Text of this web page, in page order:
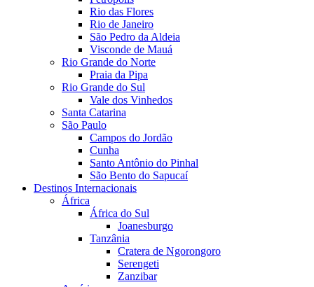
Rio das Flores
Rio de Janeiro
São Pedro da Aldeia
Visconde de Mauá
Rio Grande do Norte
Praia da Pipa
Rio Grande do Sul
Vale dos Vinhedos
Santa Catarina
São Paulo
Campos do Jordão
Cunha
Santo Antônio do Pinhal
São Bento do Sapucaí
Destinos Internacionais
África
África do Sul
Joanesburgo
Tanzânia
Cratera de Ngorongoro
Serengeti
Zanzibar